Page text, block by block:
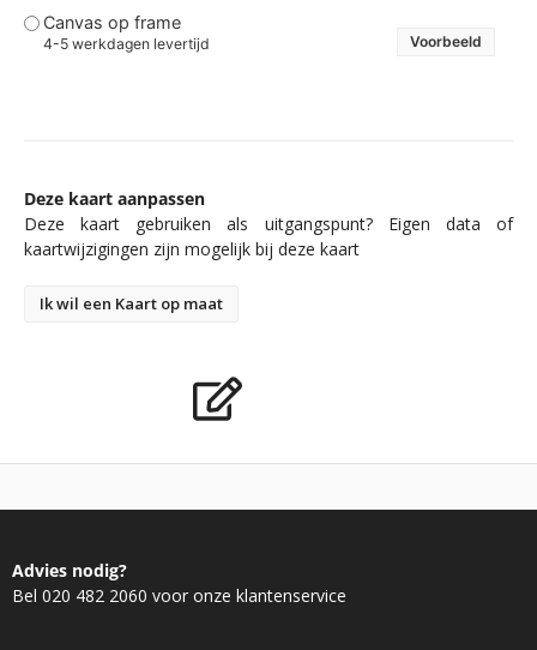
Canvas op frame
4-5 werkdagen levertijd Voorbeeld
Deze kaart aanpassen
Deze kaart gebruiken als uitgangspunt? Eigen data of
kaartwijzigingen zijn mogelijk bij deze kaart
Ik wil een Kaart op maat
Advies nodig?
Bel 020 482 2060 voor onze klantenservice